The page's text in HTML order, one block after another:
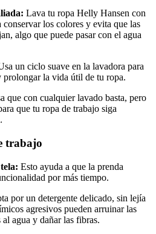
Lava tu ropa Helly Hansen con
los colores y evita que las
algo que puede pasar con el agua
un ciclo suave en la lavadora para
prolongar la vida útil de tu ropa.
que con cualquier lavado basta, pero
que tu ropa de trabajo siga
trabajo
Esto ayuda a que la prenda
por más tiempo.
por un detergente delicado, sin lejía
agresivos pueden arruinar las
agua y dañar las fibras.